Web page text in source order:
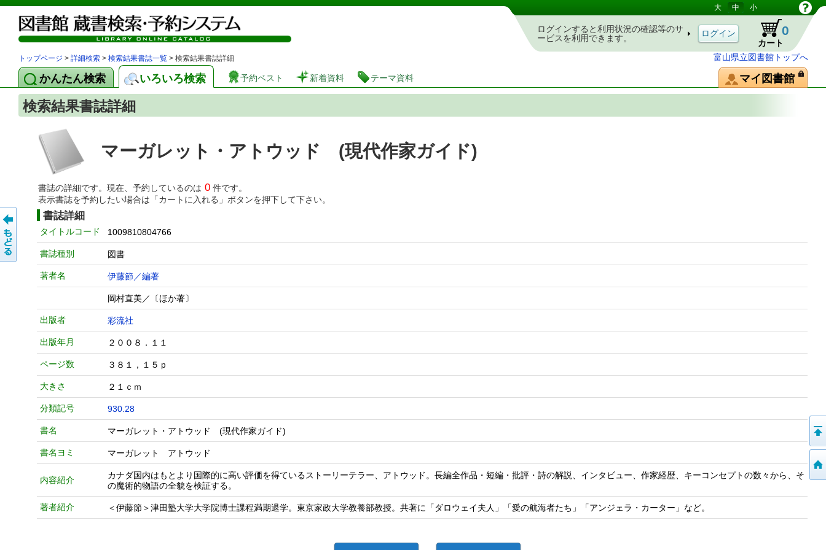
図書館 蔵書検索・予約システム 大 中 小
ログインすると利用状況の確認等のサ
ービスを利用できます。
カート
0
富山県立図書館トップへ
トップページ > 詳細検索 > 検索結果書誌一覧 > 検索結果書誌詳細
かんたん検索 いろいろ検索 予約ベスト 新着資料 テーマ資料 マイ図書館
検索結果書誌詳細
マーガレット・アトウッド (現代作家ガイド)
書誌の詳細です。現在、予約しているのは 0 件です。
表示書誌を予約したい場合は「カートに入れる」ボタンを押下して下さい。
書誌詳細
タイトルコード 1009810804766
書誌種別 図書
著者名 伊藤節／編著
岡村直美／〔ほか著〕
出版者 彩流社
出版年月 ２００８．１１
ページ数 ３８１，１５ｐ
大きさ ２１ｃｍ
分類記号 930.28
書名 マーガレット・アトウッド (現代作家ガイド)
書名ヨミ マーガレット アトウッド
内容紹介
カナダ国内はもとより国際的に高い評価を得ているストーリーテラー、アトウッド。長編全作品・短編・批評・詩の解説、インタビュー、作家経歴、キーコンセプトの数々から、そ
の魔術的物語の全貌を検証する。
著者紹介 ＜伊藤節＞津田塾大学大学院博士課程満期退学。東京家政大学教養部教授。共著に「ダロウェイ夫人」「愛の航海者たち」「アンジェラ・カーター」など。